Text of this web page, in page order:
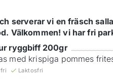
serverar vi en fräsch
Välkommen! vi har fri
ryggbiff 200gr
med krispiga pommes
Laktosfri